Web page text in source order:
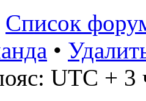
Список
•
UTC + 3